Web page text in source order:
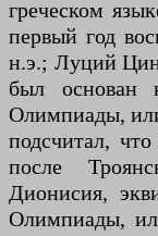
греческом
первый год
н.э.; Луций
был основан
Олимпиады,
подсчитал,
после
Дионисия,
Олимпиады,